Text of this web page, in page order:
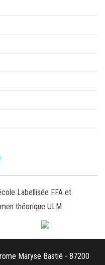
Labellisée FFA et
théorique ULM
Maryse Bastié - 87200